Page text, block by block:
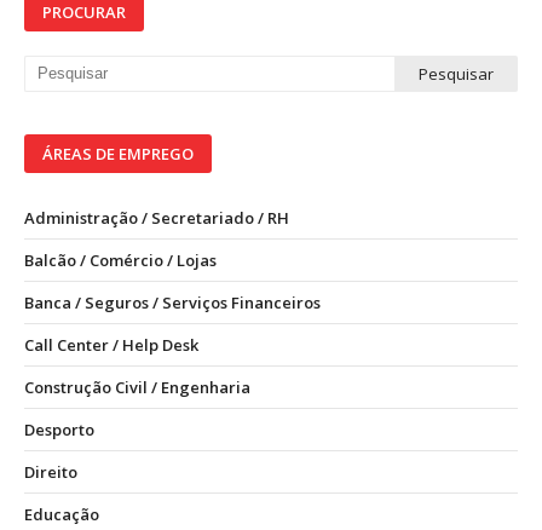
PROCURAR
ÁREAS DE EMPREGO
Administração / Secretariado / RH
Balcão / Comércio / Lojas
Banca / Seguros / Serviços Financeiros
Call Center / Help Desk
Construção Civil / Engenharia
Desporto
Direito
Educação